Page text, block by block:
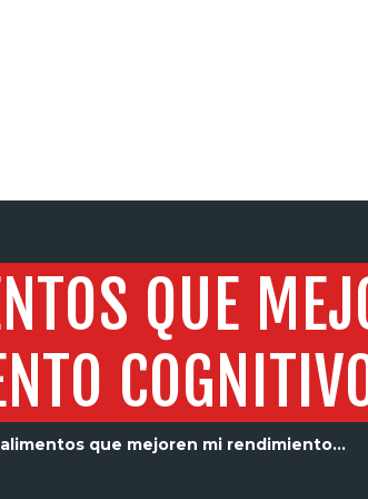
QUE
que mejoren mi rendimiento...